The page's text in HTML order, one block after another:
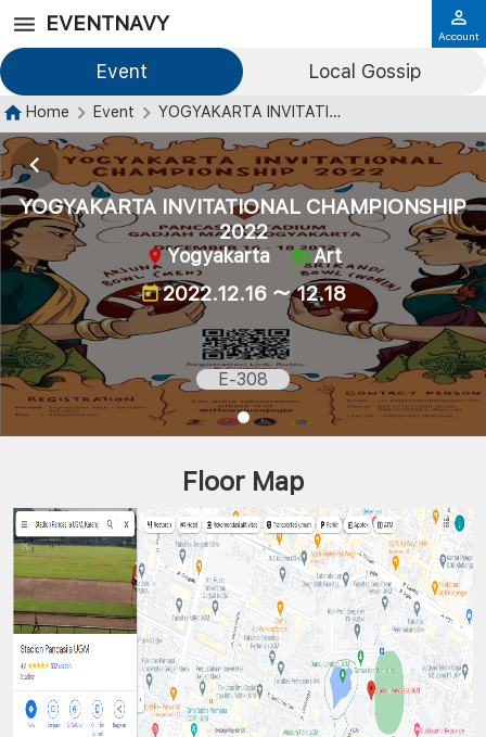
EVENTNAVY
Event Local Gossip
Account
Home Event YOGYAKARTA INVITATIONAL CHAMPIONSHIP 2022
YOGYAKARTA INVITATIONAL CHAMPIONSHIP
2022
Yogyakarta Art
2022.12.16 ～ 12.18
E-308
Floor Map